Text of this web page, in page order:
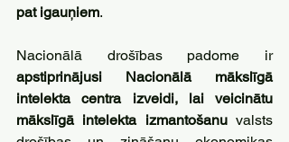
pat igauņiem.
Nacionālā drošības padome ir
apstiprinājusi Nacionālā mākslīgā
intelekta centra izveidi, lai veicinātu
mākslīgā intelekta izmantošanu valsts